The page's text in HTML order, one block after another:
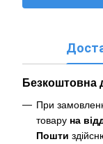
При
товару на
Пошти